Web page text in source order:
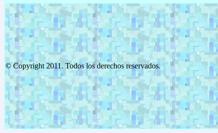
© Copyright 2011. Todos los